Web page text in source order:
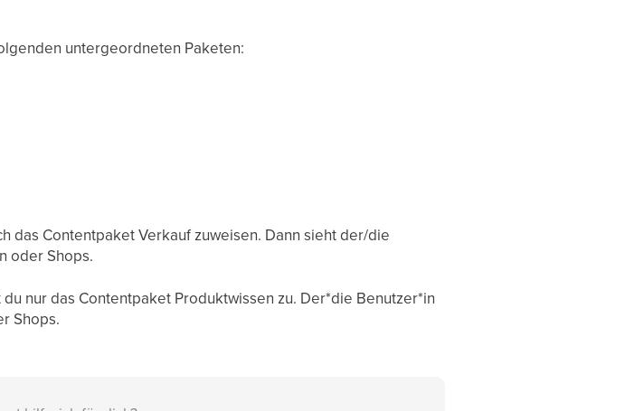
untergeordneten Paketen:
das Contentpaket Verkauf zuweisen. Dann sieht der/die
oder Shops.
nur das Contentpaket Produktwissen zu. Der*die Benutzer*in
Shops.